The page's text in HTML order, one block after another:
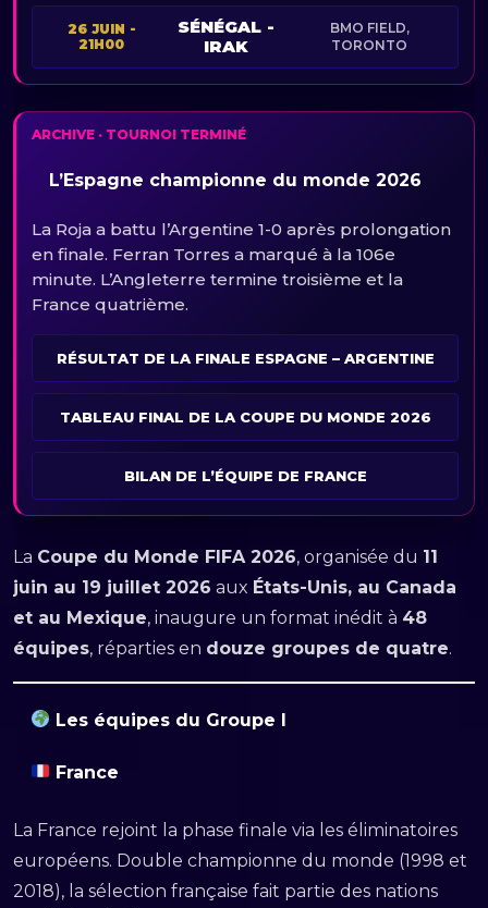
26 JUIN -
21H00
SÉNÉGAL -
IRAK
BMO FIELD,
TORONTO
ARCHIVE · TOURNOI TERMINÉ
L’Espagne championne du monde 2026
La Roja a battu l’Argentine 1-0 après prolongation
en finale. Ferran Torres a marqué à la 106e
minute. L’Angleterre termine troisième et la
France quatrième.
RÉSULTAT DE LA FINALE ESPAGNE – ARGENTINE
TABLEAU FINAL DE LA COUPE DU MONDE 2026
BILAN DE L’ÉQUIPE DE FRANCE
La Coupe du Monde FIFA 2026, organisée du 11
juin au 19 juillet 2026 aux États-Unis, au Canada
et au Mexique, inaugure un format inédit à 48
équipes, réparties en douze groupes de quatre.
Les équipes du Groupe I
France
La France rejoint la phase finale via les éliminatoires
européens. Double championne du monde (1998 et
2018), la sélection française fait partie des nations